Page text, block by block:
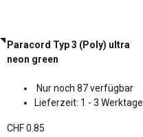
Paracord Typ 3 (Poly) ultra
neon green
Nur noch 87 verfügbar
Lieferzeit: 1 - 3 Werktage
CHF 0.85